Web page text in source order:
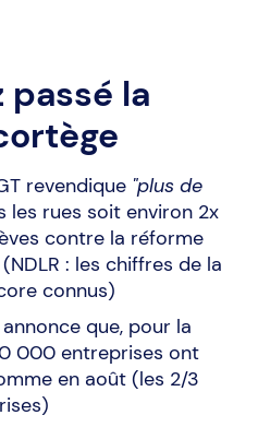
passé la
revendique "plus de
les rues soit environ 2x
contre la réforme
: les chiffres de la
connus)
annonce que, pour la
000 entreprises ont
en août (les 2/3